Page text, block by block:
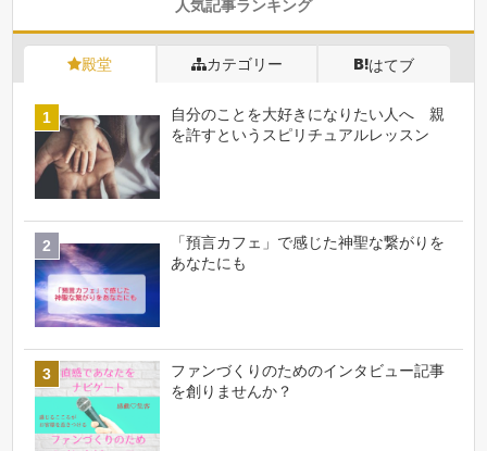
人気記事ランキング
殿堂 カテゴリー はてブ
自分のことを大好きになりたい人へ 親
を許すというスピリチュアルレッスン
「預言カフェ」で感じた神聖な繋がりを
あなたにも
ファンづくりのためのインタビュー記事
を創りませんか？